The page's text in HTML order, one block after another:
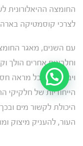
לצרכי קוסמטיקה בארה"ב
עם השנים, מאגר
וחלבונים אחרים הולך
ויבש ומתקבל מראה
הייחודיות של חלקיקי
היכולת לקשור מים
העור, להעניק מיצוק